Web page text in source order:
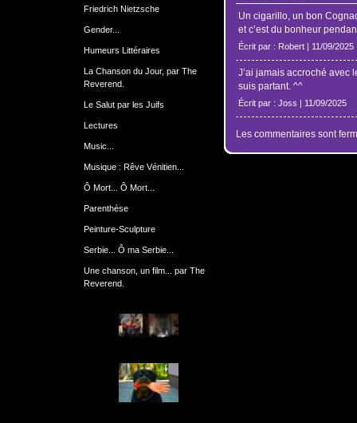
Friedrich Nietzsche
Gender...
Humeurs Littéraires
La Chanson du Jour, par The
Reverend.
Le Salut par les Juifs
Lectures
Music...
Musique : Rêve Vénitien...
Ô Mort... Ô Mort...
Parenthèse
Peinture-Sculpture
Serbie... Ô ma Serbie...
Une chanson, un film... par The
Reverend.
Un cigarillo, un bon
et c’est du bonheur
Écrit par : Robert | 11/09/2025
J’ai jamais accroché avec
suis partant. ^^
Écrit par : Joss | 11/09/2025
Les commentaires sont